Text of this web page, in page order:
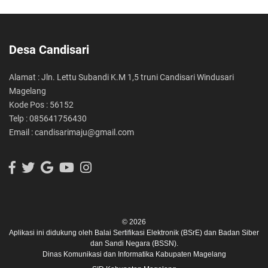
Desa Candisari
Alamat : Jln. Lettu Subandi K.M 1,5 truni Candisari Windusari
Magelang
Kode Pos : 56152
Telp : 085641756430
Email : candisarimaju@gmail.com
© 2026
Aplikasi ini didukung oleh Balai Sertifikasi Elektronik (BSrE) dan Badan Siber
dan Sandi Negara (BSSN).
Dinas Komunikasi dan Informatika Kabupaten Magelang